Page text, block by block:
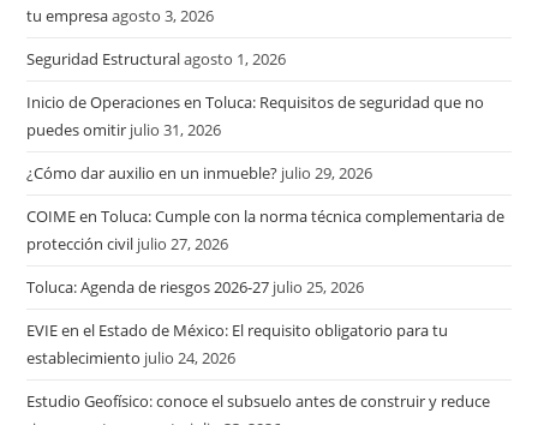
tu empresaagosto 3, 2026
Seguridad Estructuralagosto 1, 2026
Inicio de Operaciones en Toluca: Requisitos de seguridad que no
puedes omitir julio 31, 2026
¿Cómo dar auxilio en un inmueble? julio 29, 2026
COIME en Toluca: Cumple con la norma técnica complementaria de
protección civil julio 27, 2026
Toluca: Agenda de riesgos 2026-27 julio 25, 2026
EVIE en el Estado de México: El requisito obligatorio para tu
establecimiento julio 24, 2026
Estudio Geofísico: conoce el subsuelo antes de construir y reduce